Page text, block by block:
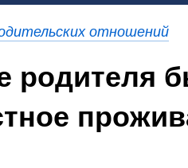
экспертиза
экспертиза
экспертизЗаявка на
Заявка на проведение
Задать вопрос
отношений
родителя